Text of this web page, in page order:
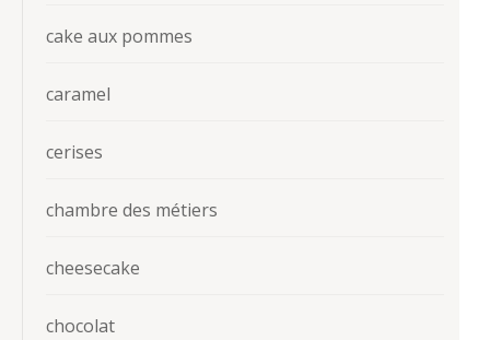
cake aux pommes
caramel
cerises
chambre des métiers
cheesecake
chocolat